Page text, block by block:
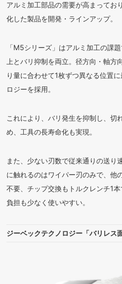
アルミ加工部品の需要が高まってお
化した製品を開発・ラインアップ。
「M5シリーズ」はアルミ加工の課
上とバリ抑制を両立。径方向・軸方
り量に合わせて1枚ずつ異なる位置
ロジーを採用。
これにより、バリ発生を抑制し、切
め、工具の長寿命化も実現。
また、少ない刃数で従来通りの送り
に触れるのはワイパー刃のみで、他
不要、チップ交換もトルクレンチ1
負担も少なく使いやすい。
ジーベックテクノロジー「バリレス